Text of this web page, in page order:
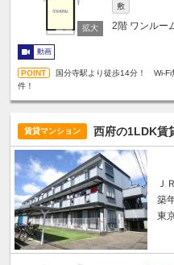
敷
2階 ワンルー
動画
国分寺駅より徒歩14分！ Wi-Fi
件！
賃貸マンション 西府の1LDK賃
Ｊ
築
東